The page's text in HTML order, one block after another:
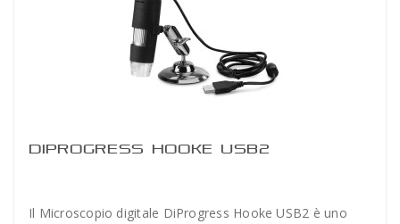
DIPROGRESS HOOKE USB2
Il Microscopio digitale DiProgress Hooke USB2 è uno